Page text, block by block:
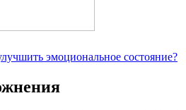
эмоциональное состояние?